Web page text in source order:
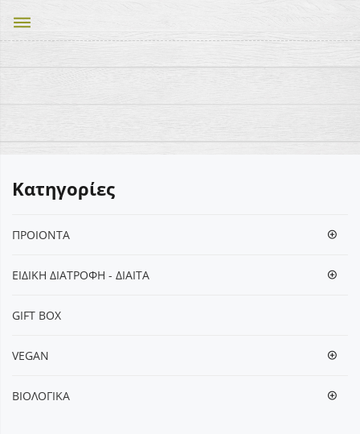
dehaze
Κατηγορίες
ΠΡΟΙΟΝΤΑ
ΕΙΔΙΚΗ ΔΙΑΤΡΟΦΗ - ΔΙΑΙΤΑ
GIFT BOX
VEGΑΝ
ΒΙΟΛΟΓΙΚΑ